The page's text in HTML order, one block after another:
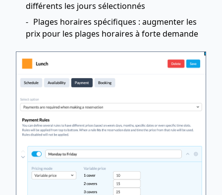
différents les jours sélectionnés
Plages horaires spécifiques : augmenter les
prix pour les plages horaires à forte demande